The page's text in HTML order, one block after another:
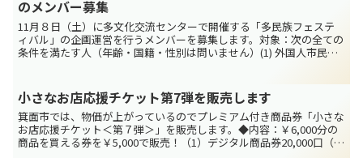
のメンバー募集
11月８日（土）に多文化交流センターで開催する「多民族フェステ
ィバル」の企画運営を行うメンバーを募集します。対象：次の全ての
条件を満たす人（年齢・国籍・性別は問いません）(1) 外国人市民の
小さなお店応援チケット第7弾を販売します
箕面市では、物価が上がっているのでプレミアム付き商品券「小さな
お店応援チケット＜第７弾＞」を販売します。◆内容：￥6,000分の
商品を買える券を￥5,000で販売！（1）デジタル商品券20,000口（一